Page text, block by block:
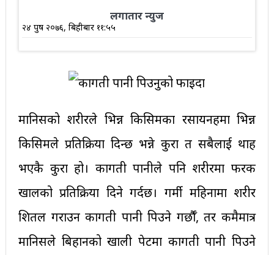
लगातार न्युज
२४ पुष २०७६, बिहीबार ११:५५
मानिसको शरीरले भिन्न किसिमका रसायनहरुमा भिन्न
किसिमले प्रतिक्रिया दिन्छ भन्ने कुरा त सबैलाई थाह
भएकै कुरा हो। कागती पानीले पनि शरीरमा फरक
खालको प्रतिक्रिया दिने गर्दछ। गर्मी महिनामा शरीर
शितल गराउन कागती पानी पिउने गर्छौँ, तर कमैमात्र
मानिसले बिहानको खाली पेटमा कागती पानी पिउने